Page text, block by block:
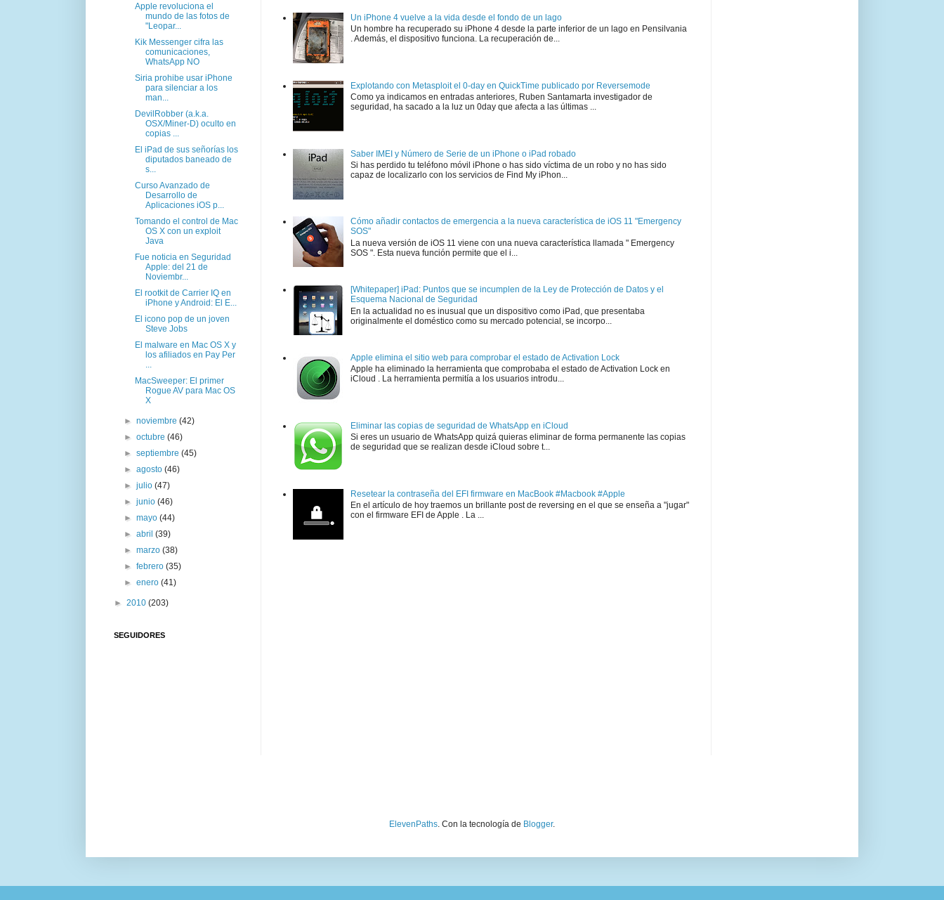
Un iPhone 4 vuelve a la vida desde el fondo de un lago
Un hombre ha recuperado su iPhone 4 desde la parte inferior de un lago en Pensilvania
. Además, el dispositivo funciona. La recuperación de...
Explotando con Metasploit el 0-day en QuickTime publicado por Reversemode
Como ya indicamos en entradas anteriores, Ruben Santamarta investigador de
seguridad, ha sacado a la luz un 0day que afecta a las últimas ...
Saber IMEI y Número de Serie de un iPhone o iPad robado
Si has perdido tu teléfono móvil iPhone o has sido víctima de un robo y no has sido
capaz de localizarlo con los servicios de Find My iPhon...
Cómo añadir contactos de emergencia a la nueva característica de iOS 11 "Emergency
SOS"
La nueva versión de iOS 11 viene con una nueva característica llamada " Emergency
SOS ". Esta nueva función permite que el i...
[Whitepaper] iPad: Puntos que se incumplen de la Ley de Protección de Datos y el
Esquema Nacional de Seguridad
En la actualidad no es inusual que un dispositivo como iPad, que presentaba
originalmente el doméstico como su mercado potencial, se incorpo...
Apple elimina el sitio web para comprobar el estado de Activation Lock
Apple ha eliminado la herramienta que comprobaba el estado de Activation Lock en
iCloud . La herramienta permitía a los usuarios introdu...
Eliminar las copias de seguridad de WhatsApp en iCloud
Si eres un usuario de WhatsApp quizá quieras eliminar de forma permanente las copias
de seguridad que se realizan desde iCloud sobre t...
Resetear la contraseña del EFI firmware en MacBook #Macbook #Apple
En el artículo de hoy traemos un brillante post de reversing en el que se enseña a "jugar"
con el firmware EFI de Apple . La ...
Apple revoluciona el
mundo de las fotos de
"Leopar...
Kik Messenger cifra las
comunicaciones,
WhatsApp NO
Siria prohibe usar iPhone
para silenciar a los
man...
DevilRobber (a.k.a.
OSX/Miner-D) oculto en
copias ...
El iPad de sus señorías los
diputados baneado de
s...
Curso Avanzado de
Desarrollo de
Aplicaciones iOS p...
Tomando el control de Mac
OS X con un exploit
Java
Fue noticia en Seguridad
Apple: del 21 de
Noviembr...
El rootkit de Carrier IQ en
iPhone y Android: El E...
El icono pop de un joven
Steve Jobs
El malware en Mac OS X y
los afiliados en Pay Per
MacSweeper: El primer
Rogue AV para Mac OS
X
►noviembre(42)
►octubre(46)
►septiembre(45)
►agosto(46)
►julio(47)
►junio(46)
►mayo(44)
►abril(39)
►marzo(38)
►febrero(35)
►enero(41)
► 2010 (203)
SEGUIDORES
ElevenPaths . Con la tecnología de Blogger.